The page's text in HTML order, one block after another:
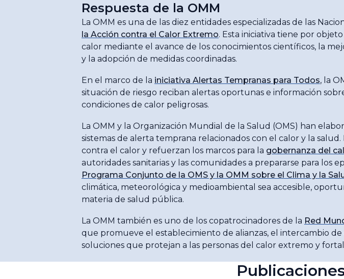
Respuesta de la OMM
La OMM es una de las diez entidades especializadas de las
la Acción contra el Calor Extremo. Esta iniciativa tiene por
calor mediante el avance de los conocimientos científicos, la
y la adopción de medidas coordinadas.
En el marco de la iniciativa Alertas Tempranas para Todos, la
situación de riesgo reciban alertas oportunas e información
condiciones de calor peligrosas.
La OMM y la Organización Mundial de la Salud (OMS) han
sistemas de alerta temprana relacionados con el calor y la
contra el calor y refuerzan los marcos para la gobernanza del
autoridades sanitarias y las comunidades a prepararse para los
Programa Conjunto de la OMS y la OMM sobre el Clima y la
climática, meteorológica y medioambiental sea accesible,
materia de salud pública.
La OMM también es uno de los copatrocinadores de la Red
que promueve el establecimiento de alianzas, el intercambio
soluciones que protejan a las personas del calor extremo y